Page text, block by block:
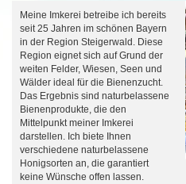
Meine Imkerei betreibe ich bereits
seit 25 Jahren im schönen Bayern
in der Region Steigerwald. Diese
Region eignet sich auf Grund der
weiten Felder, Wiesen, Seen und
Wälder ideal für die Bienenzucht.
Das Ergebnis sind naturbelassene
Bienenprodukte, die den
Mittelpunkt meiner Imkerei
darstellen. Ich biete Ihnen
verschiedene naturbelassene
Honigsorten an, die garantiert
keine Wünsche offen lassen.